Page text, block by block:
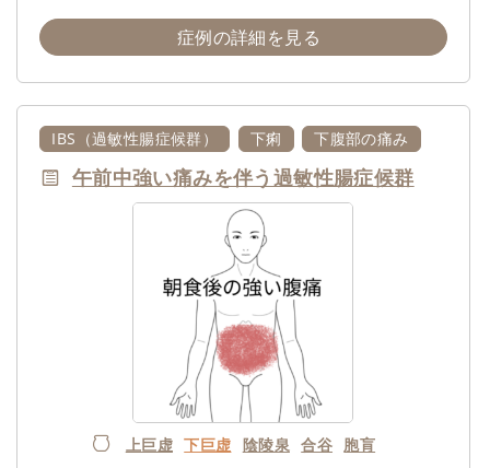
症例の詳細を見る
IBS（過敏性腸症候群） 下痢 下腹部の痛み
午前中強い痛みを伴う過敏性腸症候群
上巨虚 下巨虚 陰陵泉 合谷 胞肓